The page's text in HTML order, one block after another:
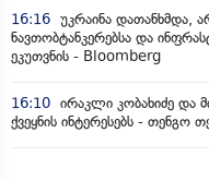
16:16 უკრაინა დათანხმდა,
ნავთობტანკერებსა და
ეკუთვნის - Bloomberg
16:10 ირაკლი კობახიძე და
ქვეყნის ინტერესებს - თენგო